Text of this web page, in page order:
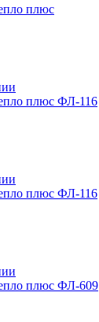
плюс
плюс ФЛ-116
плюс ФЛ-116
плюс ФЛ-609